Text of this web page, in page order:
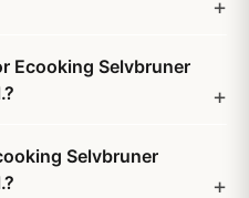
Ecooking Selvbruner
Selvbruner